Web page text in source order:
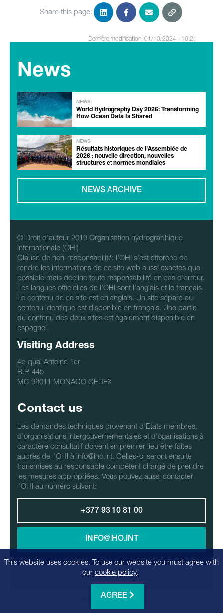
Share this page:
Dernière modification: 01/10/2024 - 16:21
News
NEWS
World Hydrography Day 2026: Transforming
How Ocean Data Is Shared
NEWS
Résultats historiques de l’Assemblée de
2026 : nouvelle direction, nouvelles
structures et normes mondiales
NEWS ARCHIVE
© Droit d'auteur 2019 Organisation hydrographique
internationale (OHI)
Clause de non-responsabilité: l'OHI s'est efforcée de
rendre les informations de ce site web aussi exactes que
possible mais décline toute responsabilité en cas d'erreur.
Les langues officielles de l'OHI sont l'anglais et le français.
Le contenu de ce site est en anglais. Un site séparé au
contenu identique est disponible en français. Une partie
du contenu des deux sites est également disponible en
espagnol.
Visiting Address
4b qual Antoine 1er
B.P. 445
MC 98011 MONACO CEDEX
Contact us
Les demandes techniques provenant d'Etats membres,
d'organisations intergouvernementales et d'oganisations à
caractère consultatif doivent en premier lieu être faites
auprès de l'OHI à info@iho.int. Celles-ci seront ensuite
transmises au responsable compétent chargé de prendre
les mesures appropriées. Vous pouvez aussi contacter
l'OHI au numéro suivant:
+377 93 10 81 00
INFO@IHO.INT
LANGUAGE:
© 2026 - RealizationFactrics
This website uses cookies. To use our website you must agree with
our cookie policy.
AGREE